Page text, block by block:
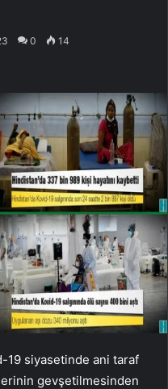
0 14
19 siyasetinde ani taraf
gevşetilmesinden